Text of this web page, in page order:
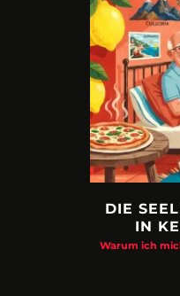
DIE
IN
Warum ich